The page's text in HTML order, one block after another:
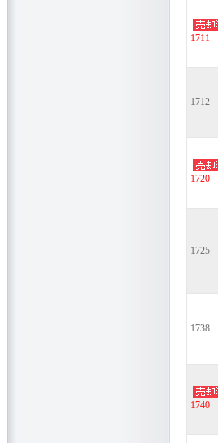
1711
1712
1720
1725
1738
1740